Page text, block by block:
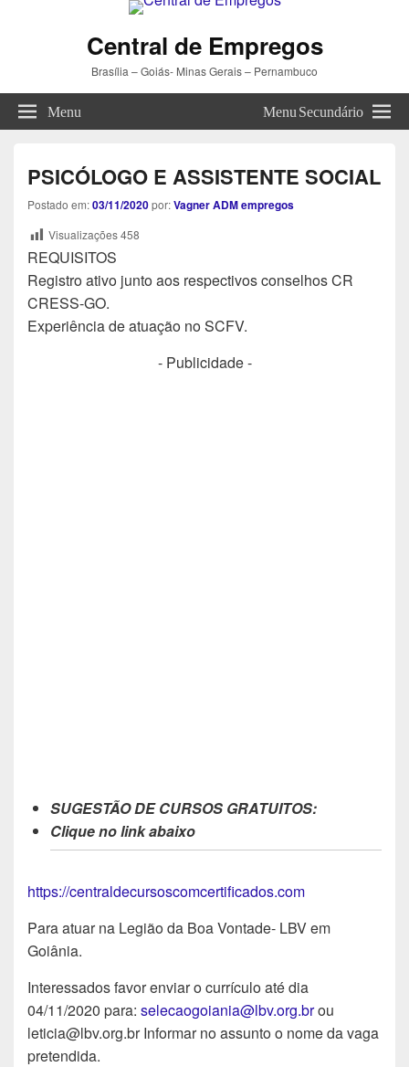
Central de Empregos
Brasília – Goiás- Minas Gerais – Pernambuco
Menu Menu Secundário
PSICÓLOGO E ASSISTENTE SOCIAL
Postado em:03/11/2020por:Vagner ADM empregos
Visualizações458
REQUISITOS
Registro ativo junto aos respectivos conselhos CR
CRESS-GO.
Experiência de atuação no SCFV.
- Publicidade -
SUGESTÃO DE CURSOS GRATUITOS:
Clique no link abaixo
https://centraldecursoscomcertificados.com
Para atuar na Legião da Boa Vontade- LBV em
Goiânia.
Interessados favor enviar o currículo até dia
04/11/2020 para: selecaogoiania@lbv.org.brou
leticia@lbv.org.br Informar no assunto o nome da vaga
pretendida.